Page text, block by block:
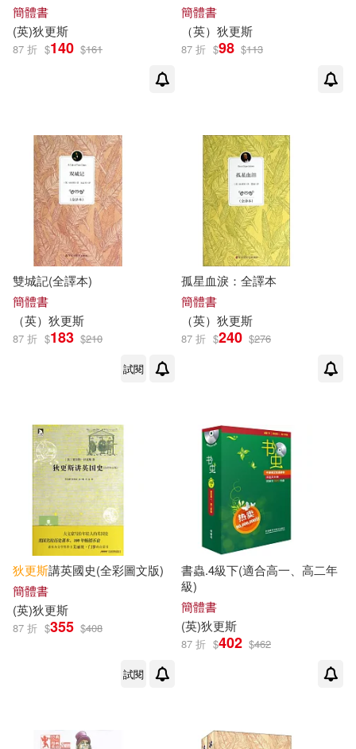
蘇州大學出版社(1)
重慶出版社(1)
重慶大學出版社(1)
長春出版社(1)
雲南教育出版社(1) 韋伯(1)
首都師範大學出版社(1)
簡體書
(英)狄更斯
87 折 $140 $161
簡體書
（英） 狄更斯
87 折 $98 $113
雙城記(全譯本)
簡體書
（英） 狄更斯
87 折 $183 $210
試閱
孤星血淚：全譯本
簡體書
（英） 狄更斯
87 折 $240 $276
狄更斯講英國史(全彩圖文版)
簡體書
(英)狄更斯
87 折 $355 $408
試閱
書蟲.4級下(適合高一、高二年
級)
簡體書
(英)狄更斯
87 折 $402 $462